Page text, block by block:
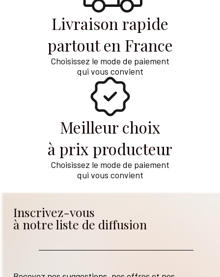
Livraison rapide
partout en France
Choisissez le mode de paiement
qui vous convient
Meilleur choix
à prix producteur
Choisissez le mode de paiement
qui vous convient
Inscrivez-vous
à notre liste de diffusion